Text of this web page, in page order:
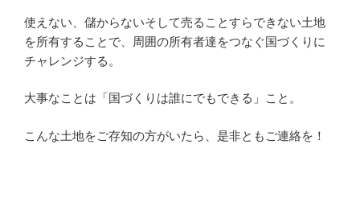
使えない、儲からないそして売ることすらできない土地
を所有することで、周囲の所有者達をつなぐ国づくりに
チャレンジする。
大事なことは「国づくりは誰にでもできる」こと。
こんな土地をご存知の方がいたら、是非ともご連絡を！